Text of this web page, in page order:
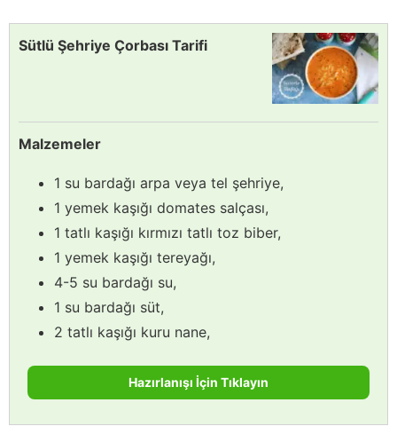
Sütlü Şehriye Çorbası Tarifi
Malzemeler
1 su bardağı arpa veya tel şehriye,
1 yemek kaşığı domates salçası,
1 tatlı kaşığı kırmızı tatlı toz biber,
1 yemek kaşığı tereyağı,
4-5 su bardağı su,
1 su bardağı süt,
2 tatlı kaşığı kuru nane,
Hazırlanışı İçin Tıklayın